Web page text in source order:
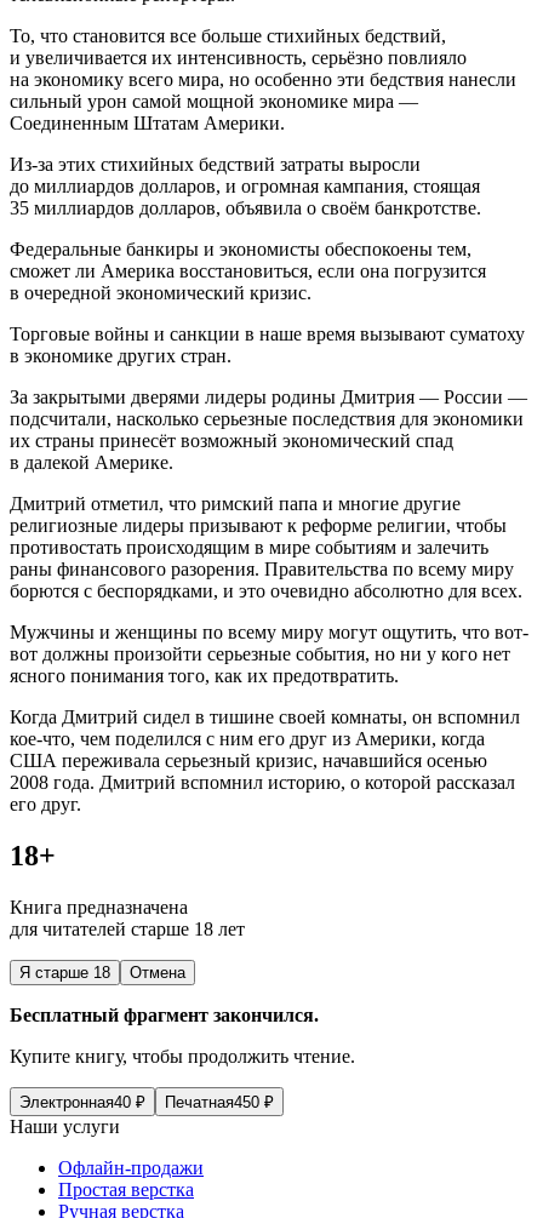
То, что становится все больше стихийных бедствий,
и увеличивается их интенсивность, серьёзно повлияло
на экономику всего мира, но особенно эти бедствия нанесли
сильный урон самой мощной экономике мира —
Соединенным Штатам Америки.
Из-за этих стихийных бедствий затраты выросли
до миллиардов долларов, и огромная кампания, стоящая
35 миллиардов долларов, объявила о своём банкротстве.
Федеральные банкиры и экономисты обеспокоены тем,
сможет ли Америка восстановиться, если она погрузится
в очередной экономический кризис.
Торговые войны и санкции в наше время вызывают суматоху
в экономике других стран.
За закрытыми дверями лидеры родины Дмитрия — России —
подсчитали, насколько серьезные последствия для экономики
их страны принесёт возможный экономический спад
в далекой Америке.
Дмитрий отметил, что римский папа и многие другие
религиозные лидеры призывают к реформе религии, чтобы
противостать происходящим в мире событиям и залечить
раны финансового разорения. Правительства по всему миру
борются с беспорядками, и это очевидно абсолютно для всех.
Мужчины и женщины по всему миру могут ощутить, что вот-
вот должны произойти серьезные события, но ни у кого нет
ясного понимания того, как их предотвратить.
Когда Дмитрий сидел в тишине своей комнаты, он вспомнил
кое-что, чем поделился с ним его друг из Америки, когда
США переживала серьезный кризис, начавшийся осенью
2008 года. Дмитрий вспомнил историю, о которой рассказал
его друг.
18+
Книга предназначена
для читателей старше 18 лет
Я старше 18 Отмена
Бесплатный фрагмент закончился.
Купите книгу, чтобы продолжить чтение.
Электронная40 ₽ Печатная450 ₽
Наши услуги
Офлайн-продажи
Простая верстка
Ручная верстка